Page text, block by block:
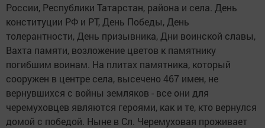
России, Республики Татарстан, района и села. День
конституции РФ и РТ, День Победы, День
толерантности, День призывника, Дни воинской славы,
Вахта памяти, возложение цветов к памятнику
погибшим воинам. На плитах памятника, который
сооружен в центре села, высечено 467 имен, не
вернувшихся с войны земляков - все они для
черемуховцев являются героями, как и те, кто вернулся
домой с победой. Ныне в Сл. Черемуховая проживает